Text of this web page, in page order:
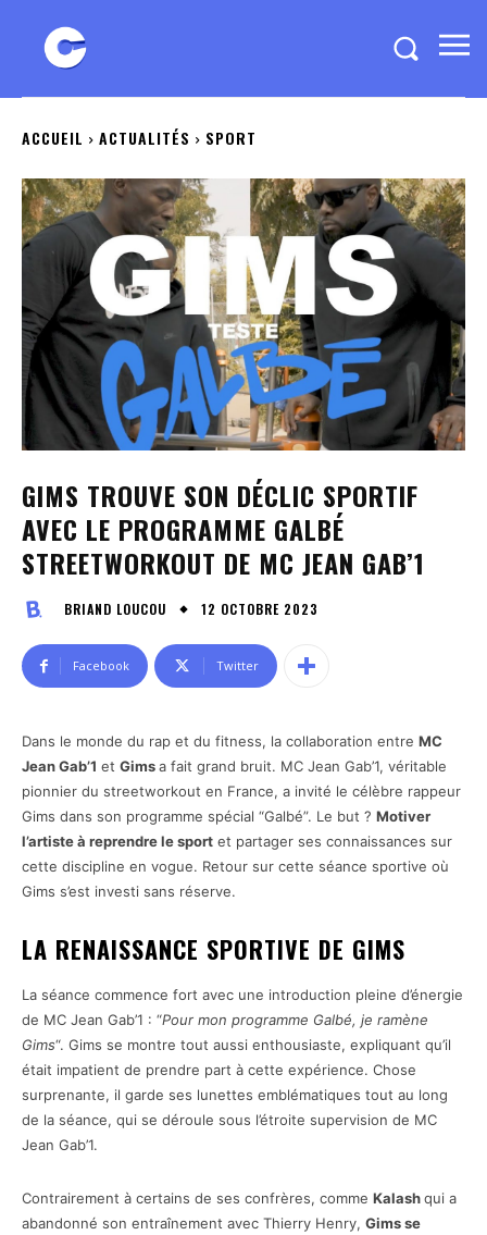
ACCUEIL ACTUALITÉS SPORT
GIMS TROUVE SON DÉCLIC SPORTIF
AVEC LE PROGRAMME GALBÉ
STREETWORKOUT DE MC JEAN GAB’1
BRIAND LOUCOU 12 OCTOBRE 2023
Facebook Twitter
Dans le monde du rap et du fitness, la collaboration entre MC
Jean Gab’1 et Gimsa fait grand bruit. MC Jean Gab’1, véritable
pionnier du streetworkout en France, a invité le célèbre rappeur
Gims dans son programme spécial “Galbé”. Le but ? Motiver
l’artiste à reprendre le sport et partager ses connaissances sur
cette discipline en vogue. Retour sur cette séance sportive où
Gims s’est investi sans réserve.
LA RENAISSANCE SPORTIVE DE GIMS
La séance commence fort avec une introduction pleine d’énergie
de MC Jean Gab’1 : “Pour mon programme Galbé, je ramène
Gims“. Gims se montre tout aussi enthousiaste, expliquant qu’il
était impatient de prendre part à cette expérience. Chose
surprenante, il garde ses lunettes emblématiques tout au long
de la séance, qui se déroule sous l’étroite supervision de MC
Jean Gab’1.
Contrairement à certains de ses confrères, comme Kalashqui a
abandonné son entraînement avec Thierry Henry, Gims se